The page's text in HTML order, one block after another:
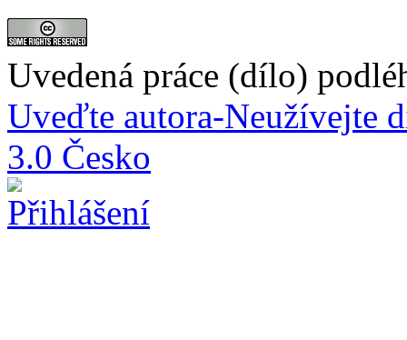
Uvedená práce (dílo)
Uveďte autora-Neužívejte
3.0 Česko